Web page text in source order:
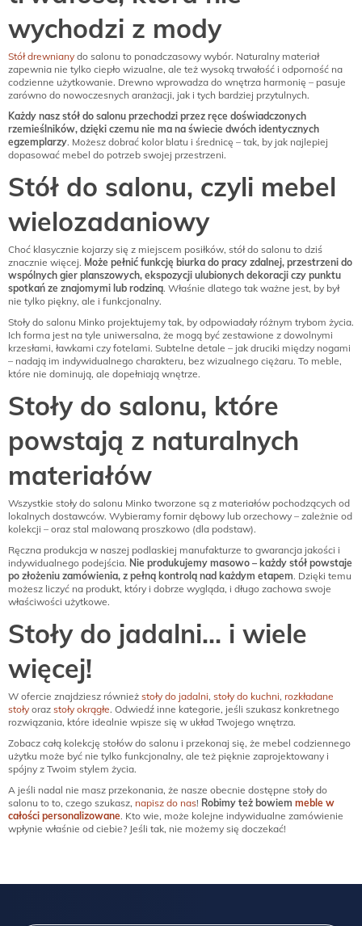
wychodzi z mody
Stół drewniany do salonu to ponadczasowy wybór. Naturalny materiał
zapewnia nie tylko ciepło wizualne, ale też wysoką trwałość i odporność na
codzienne użytkowanie. Drewno wprowadza do wnętrza harmonię – pasuje
zarówno do nowoczesnych aranżacji, jak i tych bardziej przytulnych.
Każdy nasz stół do salonu przechodzi przez ręce doświadczonych
rzemieślników, dzięki czemu nie ma na świecie dwóch identycznych
egzemplarzy. Możesz dobrać kolor blatu i średnicę – tak, by jak najlepiej
dopasować mebel do potrzeb swojej przestrzeni.
Stół do salonu, czyli mebel
wielozadaniowy
Choć klasycznie kojarzy się z miejscem posiłków, stół do salonu to dziś
znacznie więcej. Może pełnić funkcję biurka do pracy zdalnej, przestrzeni do
wspólnych gier planszowych, ekspozycji ulubionych dekoracji czy punktu
spotkań ze znajomymi lub rodziną. Właśnie dlatego tak ważne jest, by był
nie tylko piękny, ale i funkcjonalny.
Stoły do salonu Minko projektujemy tak, by odpowiadały różnym trybom życia.
Ich forma jest na tyle uniwersalna, że mogą być zestawione z dowolnymi
krzesłami, ławkami czy fotelami. Subtelne detale – jak druciki między nogami
– nadają im indywidualnego charakteru, bez wizualnego ciężaru. To meble,
które nie dominują, ale dopełniają wnętrze.
Stoły do salonu, które
powstają z naturalnych
materiałów
Wszystkie stoły do salonu Minko tworzone są z materiałów pochodzących od
lokalnych dostawców. Wybieramy fornir dębowy lub orzechowy – zależnie od
kolekcji – oraz stal malowaną proszkowo (dla podstaw).
Ręczna produkcja w naszej podlaskiej manufakturze to gwarancja jakości i
indywidualnego podejścia. Nie produkujemy masowo – każdy stół powstaje
po złożeniu zamówienia, z pełną kontrolą nad każdym etapem. Dzięki temu
możesz liczyć na produkt, który i dobrze wygląda, i długo zachowa swoje
właściwości użytkowe.
Stoły do jadalni… i wiele
więcej!
W ofercie znajdziesz również stoły do jadalni, stoły do kuchni, rozkładane
stoły oraz stoły okrągłe. Odwiedź inne kategorie, jeśli szukasz konkretnego
rozwiązania, które idealnie wpisze się w układ Twojego wnętrza.
Zobacz całą kolekcję stołów do salonu i przekonaj się, że mebel codziennego
użytku może być nie tylko funkcjonalny, ale też pięknie zaprojektowany i
spójny z Twoim stylem życia.
A jeśli nadal nie masz przekonania, że nasze obecnie dostępne stoły do
salonu to to, czego szukasz, napisz do nas! Robimy też bowiem meble w
całości personalizowane. Kto wie, może kolejne indywidualne zamówienie
wpłynie właśnie od ciebie? Jeśli tak, nie możemy się doczekać!